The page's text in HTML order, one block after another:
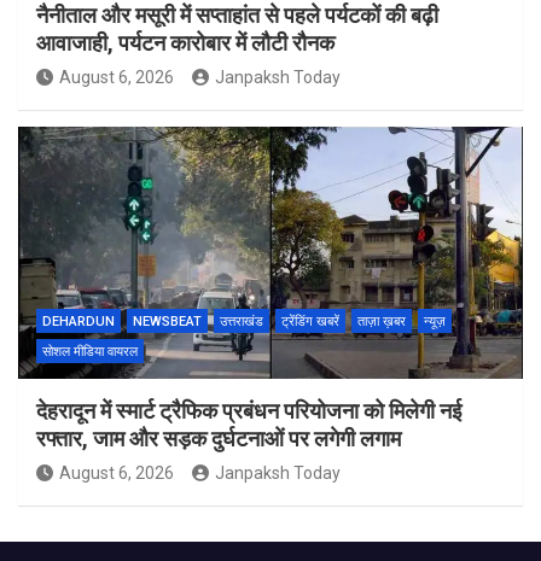
नैनीताल और मसूरी में सप्ताहांत से पहले पर्यटकों की बढ़ी
आवाजाही, पर्यटन कारोबार में लौटी रौनक
August 6, 2026 Janpaksh Today
DEHARDUN NEWSBEAT उत्तराखंड ट्रेंडिंग खबरें ताज़ा ख़बर
न्यूज़
सोशल मीडिया वायरल
देहरादून में स्मार्ट ट्रैफिक प्रबंधन परियोजना को मिलेगी नई
रफ्तार, जाम और सड़क दुर्घटनाओं पर लगेगी लगाम
August 6, 2026 Janpaksh Today